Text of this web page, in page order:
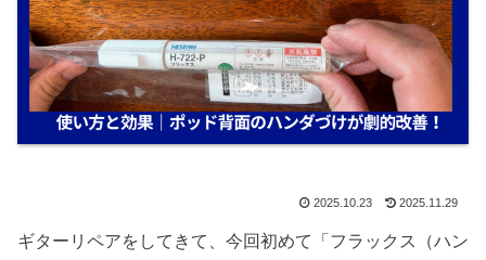
2025.10.23 2025.11.29
ギターリペアをしてきて、今回初めて「フラックス（ハン